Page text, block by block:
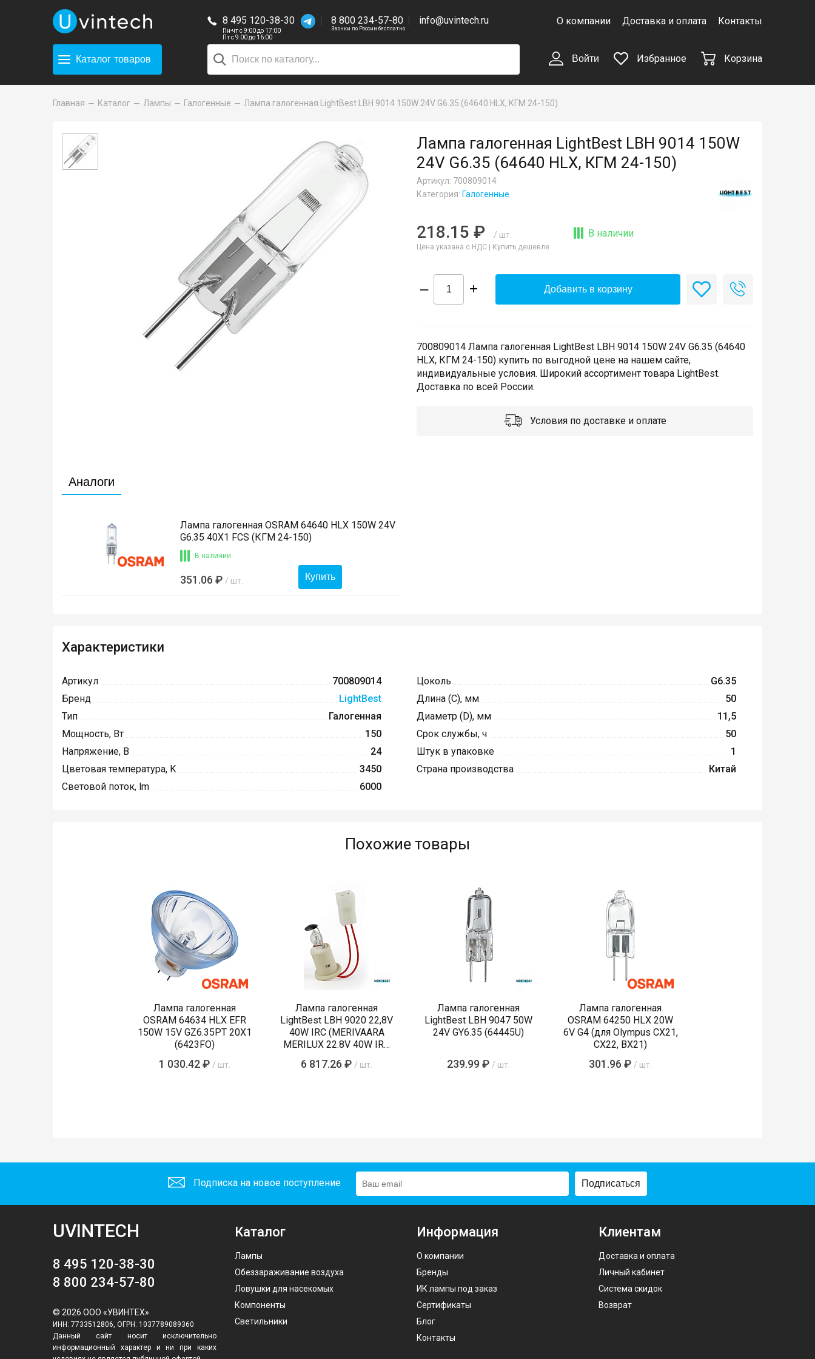
8 495 120-38-30
Пн-чт с 9:00 до 17:00
Пт с 9:00 до 16:00
8 800 234-57-80
Звонки по России бесплатно
info@uvintech.ru О компании Доставка и оплата Контакты
Каталог товаров Войти Избранное Корзина
Главная Каталог Лампы Галогенные Лампа галогенная LightBest LBH 9014 150W 24V G6.35 (64640 HLX, КГМ 24-150)
Лампа галогенная LightBest LBH 9014 150W
24V G6.35 (64640 HLX, КГМ 24-150)
Артикул: 700809014
Категория: Галогенные
218.15 ₽ / шт.
Цена указана с НДС | Купить дешевле
В наличии
– + Добавить в корзину
700809014 Лампа галогенная LightBest LBH 9014 150W 24V G6.35 (64640
HLX, КГМ 24-150) купить по выгодной цене на нашем сайте,
индивидуальные условия. Широкий ассортимент товара LightBest.
Доставка по всей России.
Условия по доставке и оплате
Аналоги
Лампа галогенная OSRAM 64640 HLX 150W 24V
G6.35 40X1 FCS (КГМ 24-150)
В наличии
351.06 ₽ / шт. Купить
Характеристики
Артикул
700809014
Бренд
LightBest
Тип
Галогенная
Мощность, Вт
150
Напряжение, В
24
Цветовая температура, K
3450
Световой поток, lm
6000
Цоколь
G6.35
Длина (C), мм
50
Диаметр (D), мм
11,5
Срок службы, ч
50
Штук в упаковке
1
Страна производства
Китай
Похожие товары
Лампа галогенная
OSRAM 64634 HLX EFR
150W 15V GZ6.35PT 20X1
(6423FO)
1 030.42 ₽ / шт.
Лампа галогенная
LightBest LBH 9020 22,8V
40W IRC (MERIVAARA
MERILUX 22.8V 40W IRC
6 817.26 ₽ / шт.
Лампа галогенная
LightBest LBH 9047 50W
24V GY6.35 (64445U)
239.99 ₽ / шт.
Лампа галогенная
OSRAM 64250 HLX 20W
6V G4 (для Olympus CX21,
CX22, BX21)
301.96 ₽ / шт.
Подписка на новое поступление Подписаться
UVINTECH
8 495 120-38-30
8 800 234-57-80
© 2026 ООО «УВИНТЕХ»
ИНН: 7733512806, ОГРН: 1037789089360
Данный сайт носит исключительно
информационный характер и ни при каких
Каталог
Лампы
Обеззараживание воздуха
Ловушки для насекомых
Компоненты
Светильники
Информация
О компании
Бренды
ИК лампы под заказ
Сертификаты
Блог
Контакты
Клиентам
Доставка и оплата
Личный кабинет
Система скидок
Возврат